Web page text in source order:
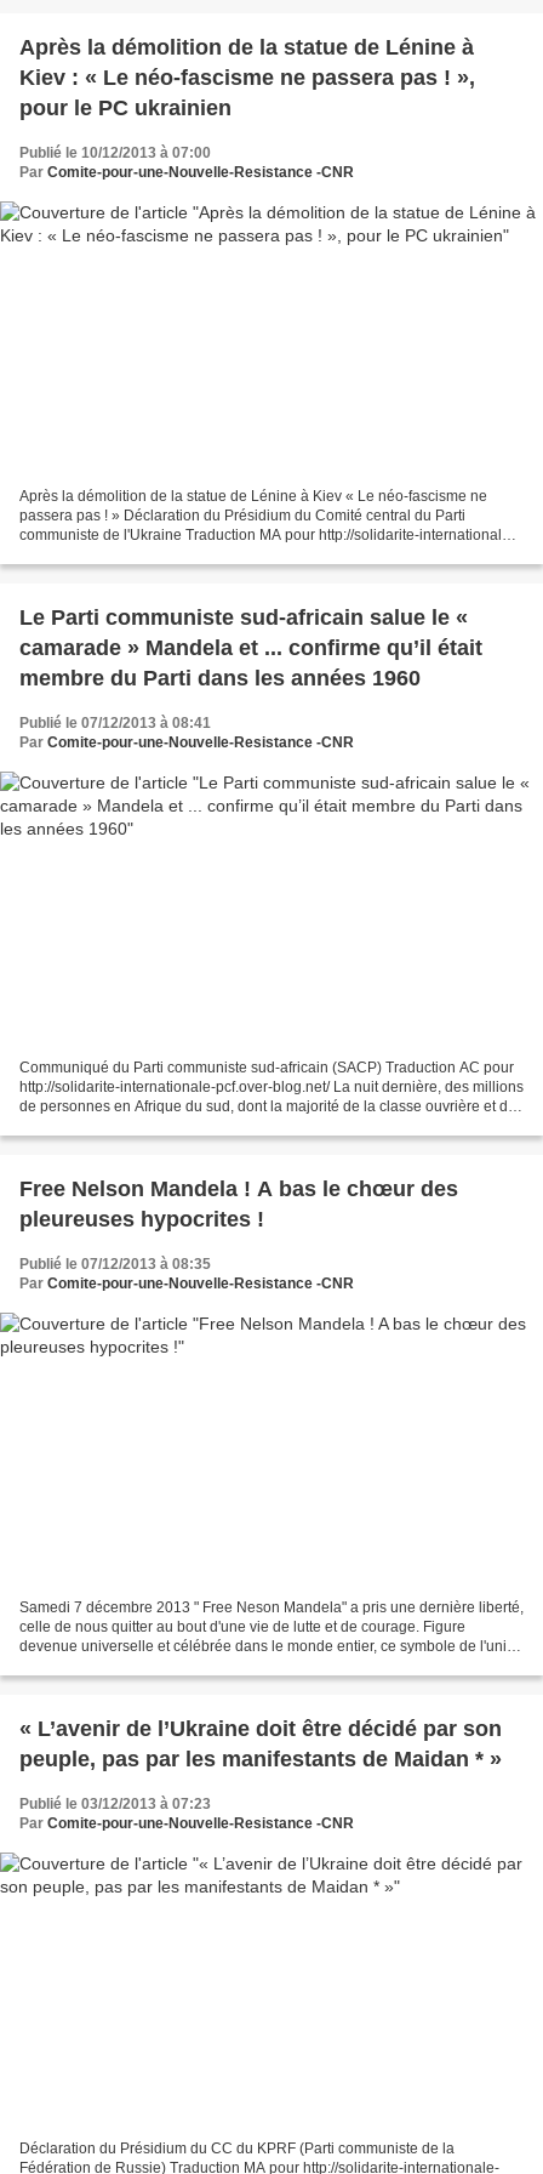
Après la démolition de la statue de Lénine à
Kiev : « Le néo-fascisme ne passera pas ! »,
pour le PC ukrainien
Publié le 10/12/2013 à 07:00
Par Comite-pour-une-Nouvelle-Resistance -CNR
Après la démolition de la statue de Lénine à Kiev « Le néo-fascisme ne
passera pas ! » Déclaration du Présidium du Comité central du Parti
communiste de l'Ukraine Traduction MA pour http://solidarite-internationale-
Le Parti communiste sud-africain salue le «
camarade » Mandela et ... confirme qu’il était
membre du Parti dans les années 1960
Publié le 07/12/2013 à 08:41
Par Comite-pour-une-Nouvelle-Resistance -CNR
Communiqué du Parti communiste sud-africain (SACP) Traduction AC pour
http://solidarite-internationale-pcf.over-blog.net/ La nuit dernière, des millions
de personnes en Afrique du sud, dont la majorité de la classe ouvrière et des
Free Nelson Mandela ! A bas le chœur des
pleureuses hypocrites !
Publié le 07/12/2013 à 08:35
Par Comite-pour-une-Nouvelle-Resistance -CNR
Samedi 7 décembre 2013 " Free Neson Mandela" a pris une dernière liberté,
celle de nous quitter au bout d'une vie de lutte et de courage. Figure
devenue universelle et célébrée dans le monde entier, ce symbole de l'unité
« L’avenir de l’Ukraine doit être décidé par son
peuple, pas par les manifestants de Maidan * »
Publié le 03/12/2013 à 07:23
Par Comite-pour-une-Nouvelle-Resistance -CNR
Déclaration du Présidium du CC du KPRF (Parti communiste de la
Fédération de Russie) Traduction MA pour http://solidarite-internationale-